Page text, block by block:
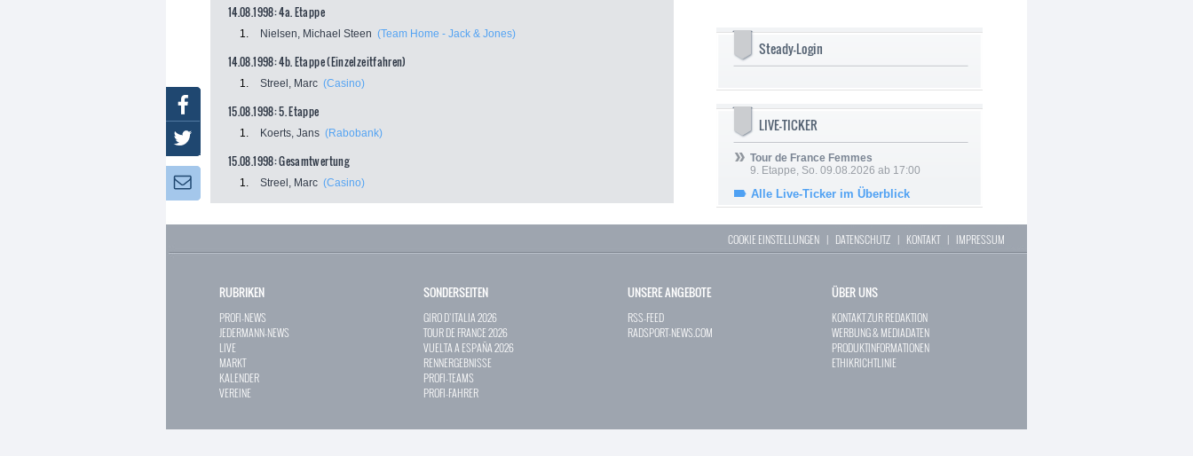
14.08.1998: 4a. Etappe
1. Nielsen, Michael Steen (Team Home - Jack & Jones)
14.08.1998: 4b. Etappe (Einzelzeitfahren)
1. Streel, Marc (Casino)
15.08.1998: 5. Etappe
1. Koerts, Jans (Rabobank)
15.08.1998: Gesamtwertung
1. Streel, Marc (Casino)
Steady-Login
LIVE-TICKER
Tour de France Femmes
9. Etappe, So. 09.08.2026 ab 17:00
Alle Live-Ticker im Überblick
Facebook
Twitter
Newsletter:
COOKIE EINSTELLUNGEN | DATENSCHUTZ | KONTAKT| IMPRESSUM
RUBRIKEN
PROFI-NEWS
JEDERMANN-NEWS
LIVE
MARKT
KALENDER
VEREINE
SONDERSEITEN
GIRO D`ITALIA 2026
TOUR DE FRANCE 2026
VUELTA A ESPAÑA 2026
RENNERGEBNISSE
PROFI-TEAMS
PROFI-FAHRER
UNSERE ANGEBOTE
RSS-FEED
RADSPORT-NEWS.COM
ÜBER UNS
KONTAKT ZUR REDAKTION
WERBUNG & MEDIADATEN
PRODUKTINFORMATIONEN
ETHIKRICHTLINIE